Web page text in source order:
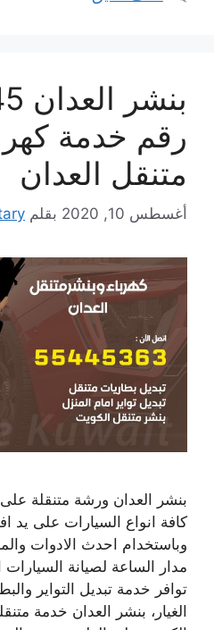
رقم خدمة
متنقل العدان
أغسطس 10, 2020 بقلم
بنشر العدان ورشة متنقلة
كافة انواع السيارات على يد
وباستخدام احدث الادوات
مدار الساعة لصيانة السيارات
توافر خدمة تبديل التواير
الغيار، بنشر العدان خدمة